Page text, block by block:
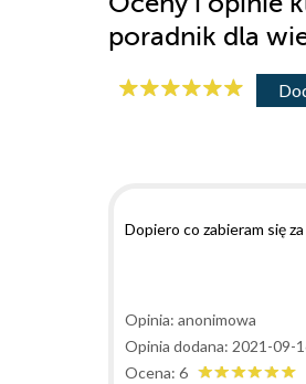
poradnik dla
Dopiero co zabieram się
Opinia: anonimowa
Opinia dodana: 2021-09-
Ocena: 6